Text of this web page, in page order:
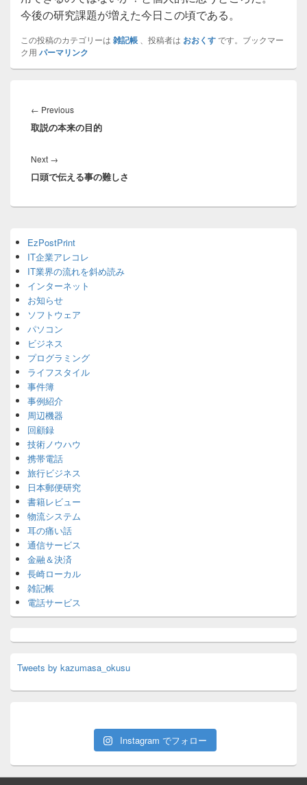
今後の研究課題が増えた今日この頃である。
この投稿のカテゴリーは 雑記帳 、投稿者は おおくすです。ブックマー
ク用 パーマリンク
稿
ナ
ゲ
ー
シ
← PreviousPrevious
post:
取説の本来の目的
Next →
post:
口頭で伝える事の難しさ
Sidebar
Widget
Area
EzPostPrint
IT企業アレコレ
IT業界の流れを斜め読み
インターネット
お知らせ
ソフトウェア
パソコン
ビジネス
プログラミング
ライフスタイル
事件簿
事例紹介
周辺機器
回顧録
技術ノウハウ
携帯電話
旅行ビジネス
日本郵便研究
書籍レビュー
物流システム
耳の痛い話
通信サービス
金融＆決済
長崎ローカル
雑記帳
電話サービス
Tweets by kazumasa_okusu
Instagram でフォロー